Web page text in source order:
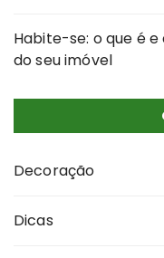
Habite-se: o que é
do seu imóvel
Decoração
Dicas